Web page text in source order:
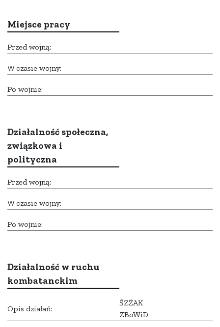
Miejsce pracy
Przed wojną:
W czasie wojny:
Po wojnie:
Działalność społeczna,
związkowa i
polityczna
Przed wojną:
W czasie wojny:
Po wojnie:
Działalność w ruchu
kombatanckim
Opis działań:
ŚZŻAK
ZBoWiD